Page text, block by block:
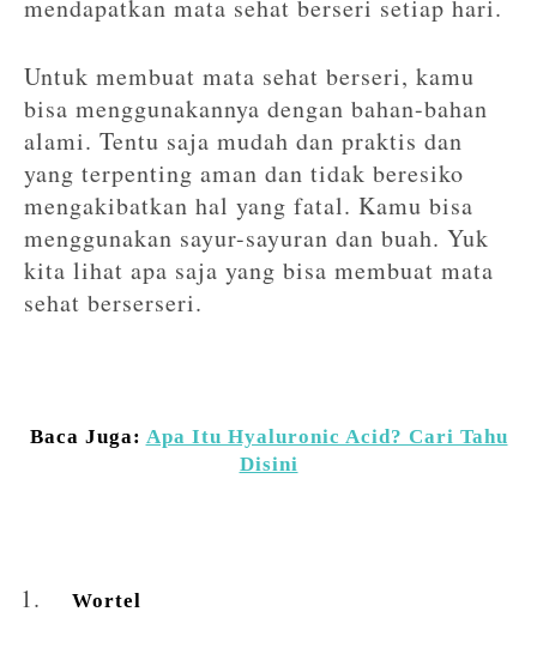
mendapatkan mata sehat berseri setiap hari.
Untuk membuat mata sehat berseri, kamu
bisa menggunakannya dengan bahan-bahan
alami. Tentu saja mudah dan praktis dan
yang terpenting aman dan tidak beresiko
mengakibatkan hal yang fatal. Kamu bisa
menggunakan sayur-sayuran dan buah. Yuk
kita lihat apa saja yang bisa membuat mata
sehat berserseri.
Baca Juga: Apa Itu Hyaluronic Acid? Cari Tahu
Disini
Wortel